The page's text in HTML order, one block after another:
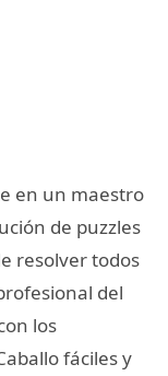
en un maestro
de puzzles
resolver todos
del
los
fáciles y